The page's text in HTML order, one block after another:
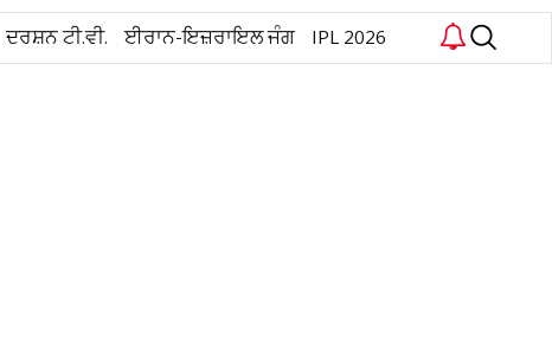
ਦਰਸ਼ਨ ਟੀ.ਵੀ. ਈਰਾਨ-ਇਜ਼ਰਾਇਲ ਜੰਗ IPL 2026